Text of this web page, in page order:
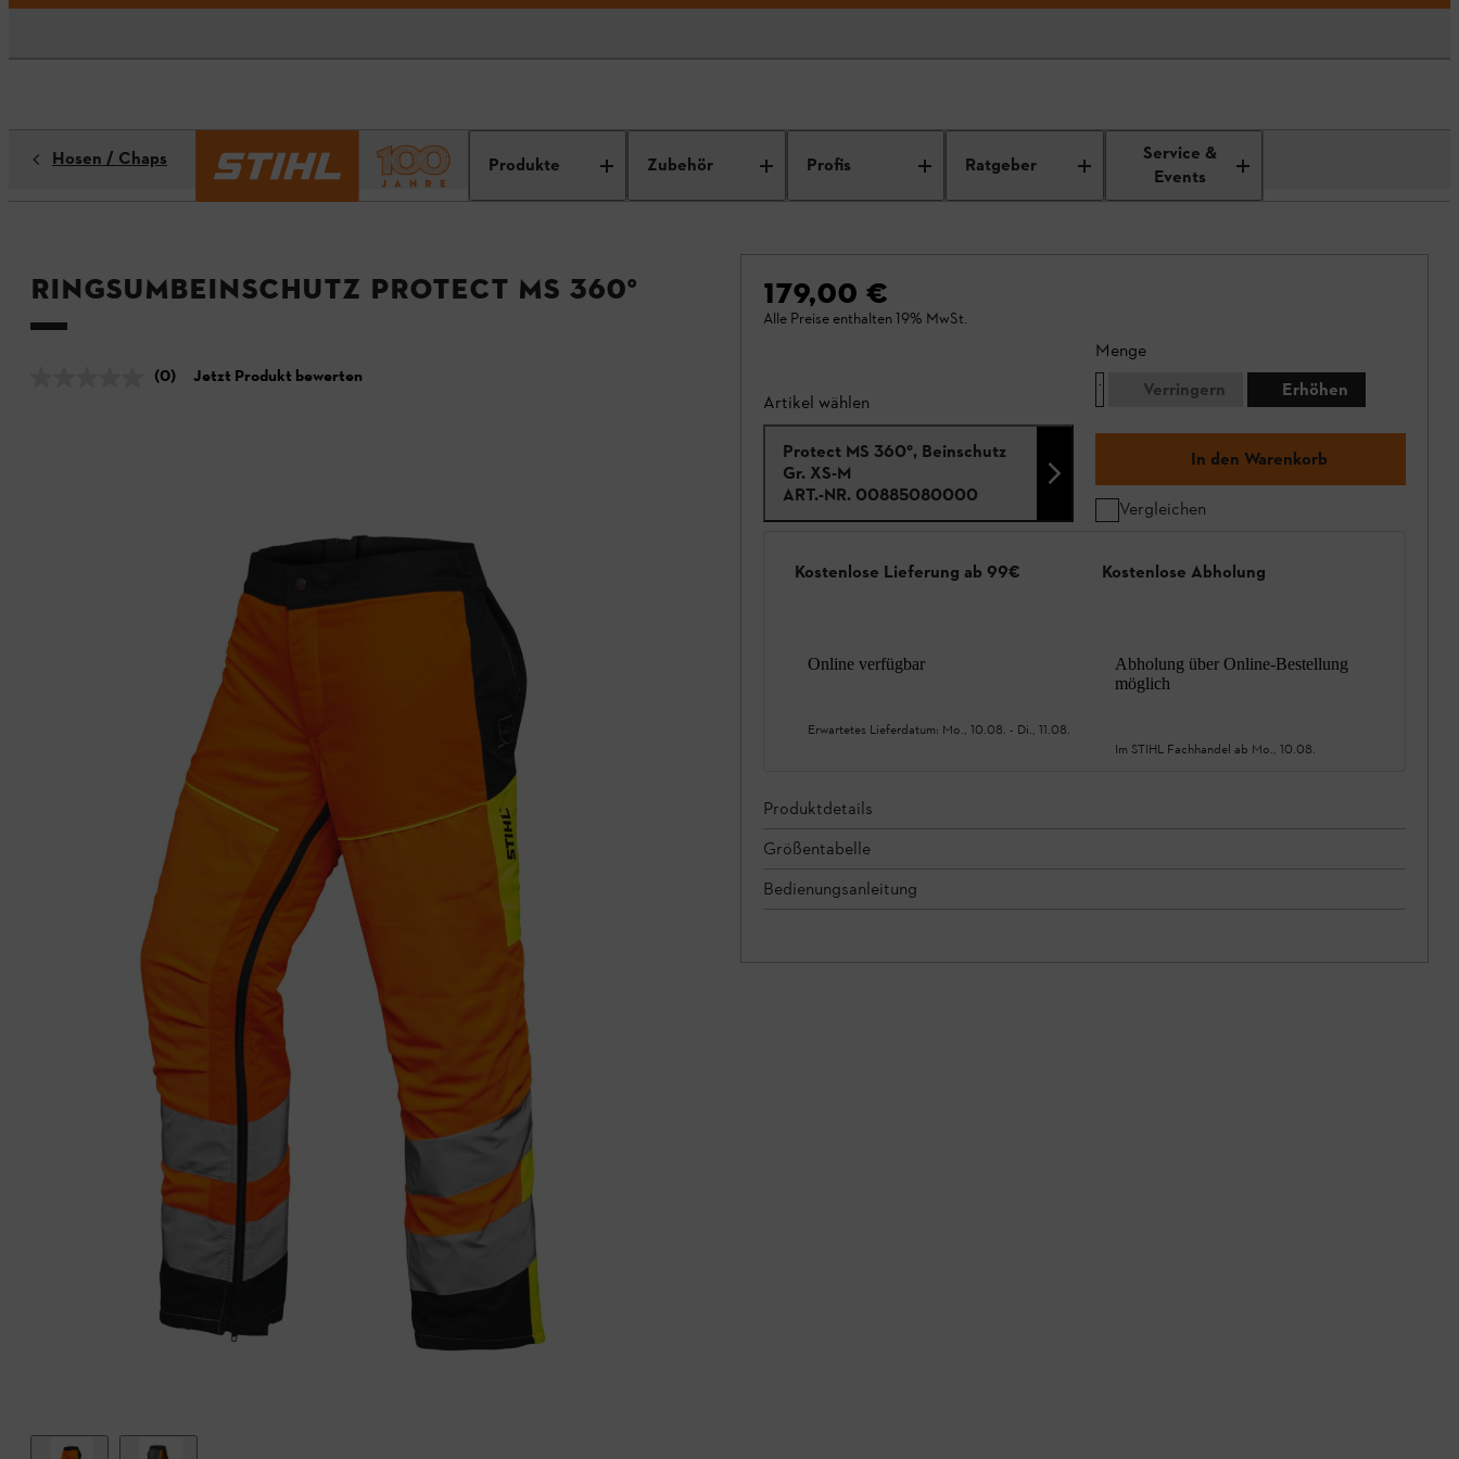
Produkte Zubehör Profis Ratgeber
Service &
Events
Hosen / Chaps
Ringsumbeinschutz Protect MS 360°
(0) Jetzt Produkt bewerten
179,00 €
Alle Preise enthalten 19% MwSt.
Artikel wählen
Protect MS 360°, Beinschutz
Gr. XS-M
ART.-NR. 00885080000
Menge
Verringern
Erhöhen
In den Warenkorb
Vergleichen
Kostenlose Lieferung ab 99€
Online verfügbar
Erwartetes Lieferdatum: Mo., 10.08. - Di., 11.08.
Kostenlose Abholung
Abholung über Online-Bestellung
möglich
Im STIHL Fachhandel ab Mo., 10.08.
Produktdetails
Größentabelle
Bedienungsanleitung